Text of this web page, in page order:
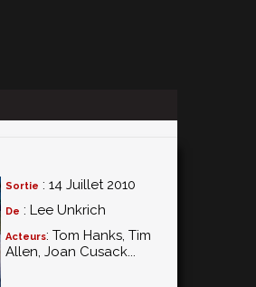
Sortie : 14 Juillet 2010
De : Lee Unkrich
Acteurs: Tom Hanks, Tim
Allen, Joan Cusack...